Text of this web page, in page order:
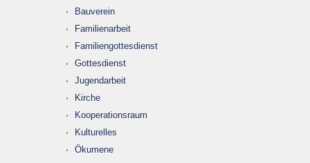
Bauverein
Familienarbeit
Familiengottesdienst
Gottesdienst
Jugendarbeit
Kirche
Kooperationsraum
Kulturelles
Ökumene